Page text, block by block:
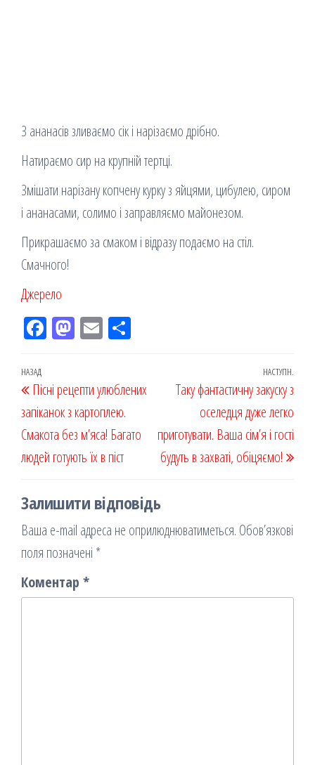
З ананасів зливаємо сік і нарізаємо дрібно.
Натираємо сир на крупній тертці.
Змішати нарізану копчену курку з яйцями, цибулею, сиром
і ананасами, солимо і заправляємо майонезом.
Прикрашаємо за смаком і відразу подаємо на стіл.
Смачного!
Джерело
Fac
k
M
on
Em
ис
Навігація
записів
Попередній
запис
НАЗАД
Пісні рецепти улюблених
запіканок з картоплею.
Смакота без м’яса! Багато
людей готують їх в піст
НАСТУПН.
Таку фантастичну закуску з
оселедця дуже легко
приготувати. Ваша сім’я і гості
будуть в захваті, обіцяємо!
Залишити відповідь
Ваша e-mail адреса не оприлюднюватиметься. Обов’язкові
поля позначені *
Коментар *